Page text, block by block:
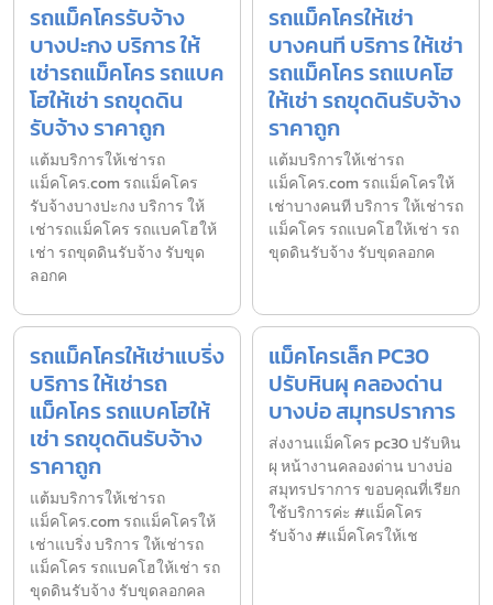
รถแม็คโครรับจ้าง
บางปะกง บริการ ให้
เช่ารถแม็คโคร รถแบค
โฮให้เช่า รถขุดดิน
รับจ้าง ราคาถูก
แต้มบริการให้เช่ารถ
แม็คโคร.com รถแม็คโคร
รับจ้างบางปะกง บริการ ให้
เช่ารถแม็คโคร รถแบคโฮให้
เช่า รถขุดดินรับจ้าง รับขุด
ลอกค
รถแม็คโครให้เช่า
บางคนที บริการ ให้เช่า
รถแม็คโคร รถแบคโฮ
ให้เช่า รถขุดดินรับจ้าง
ราคาถูก
แต้มบริการให้เช่ารถ
แม็คโคร.com รถแม็คโครให้
เช่าบางคนที บริการ ให้เช่ารถ
แม็คโคร รถแบคโฮให้เช่า รถ
ขุดดินรับจ้าง รับขุดลอกค
รถแม็คโครให้เช่าแบริ่ง
บริการ ให้เช่ารถ
แม็คโคร รถแบคโฮให้
เช่า รถขุดดินรับจ้าง
ราคาถูก
แต้มบริการให้เช่ารถ
แม็คโคร.com รถแม็คโครให้
เช่าแบริ่ง บริการ ให้เช่ารถ
แม็คโคร รถแบคโฮให้เช่า รถ
ขุดดินรับจ้าง รับขุดลอกคล
แม็คโครเล็ก PC30
ปรับหินผุ คลองด่าน
บางบ่อ สมุทรปราการ
ส่งงานแม็คโคร pc30 ปรับหิน
ผุ หน้างานคลองด่าน บางบ่อ
สมุทรปราการ ขอบคุณที่เรียก
ใช้บริการค่ะ #แม็คโคร
รับจ้าง #แม็คโครให้เช